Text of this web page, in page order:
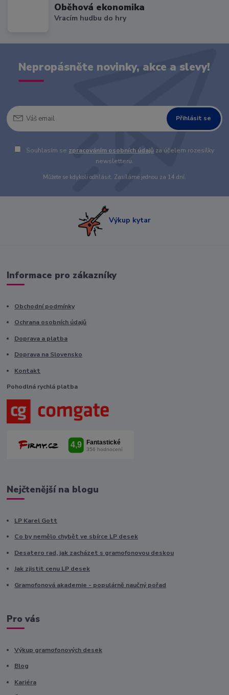
Oběhová ekonomika
Vracím hudbu do hry
Nepropásněte novinky, akce a slevy!
Přihlásit se
Souhlasím se zpracováním osobních údajů za účelem rozesílky
newsletteru.
Můžete se kdykoli odhlásit. Zasíláme jednou za 14 dní.
Výkup kytar
Informace pro zákazníky
Obchodní podmínky
Ochrana osobních údajů
Doprava a platba
Doprava na Slovensko
Kontakt
Pohodlná rychlá platba
Nejčtenější na blogu
LP Karel Gott
Co by nemělo chybět ve sbírce LP desek
Desatero rad, jak zacházet s gramofonovou deskou
Jak zjistit cenu LP desek
Gramofonová akademie - populárně naučný pořad
Pro vás
Výkup gramofonových desek
Blog
Kariéra